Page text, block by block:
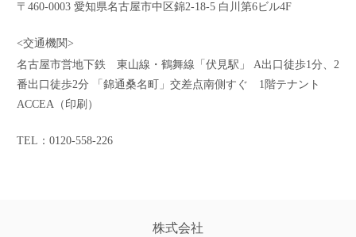
〒460-0003 愛知県名古屋市中区錦2-18-5 白川第6ビル4F
<交通機関>
名古屋市営地下鉄 東山線・鶴舞線「伏見駅」 A出口徒歩1分、2
番出口徒歩2分 「錦通桑名町」交差点南側すぐ 1階テナント
ACCEA（印刷）
TEL：0120-558-226
株式会社